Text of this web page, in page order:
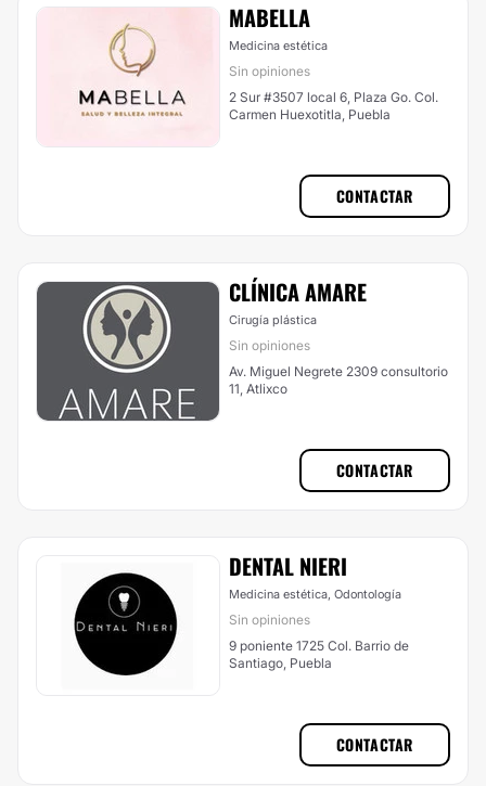
MABELLA
Medicina estética
Sin opiniones
2 Sur #3507 local 6, Plaza Go. Col.
Carmen Huexotitla, Puebla
CONTACTAR
CLÍNICA AMARE
Cirugía plástica
Sin opiniones
Av. Miguel Negrete 2309 consultorio
11, Atlixco
CONTACTAR
DENTAL NIERI
Medicina estética, Odontología
Sin opiniones
9 poniente 1725 Col. Barrio de
Santiago, Puebla
CONTACTAR